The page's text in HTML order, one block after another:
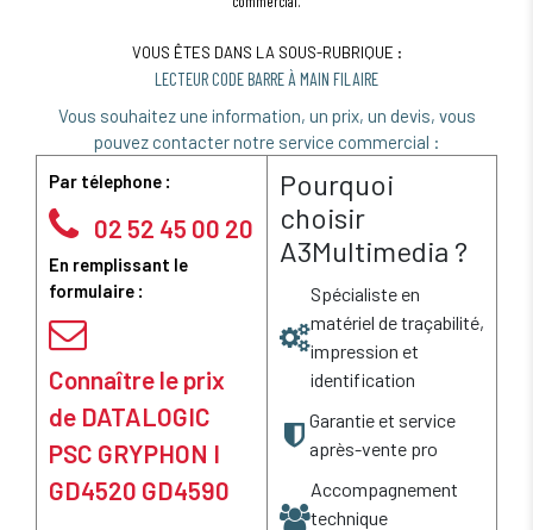
VOUS ÊTES DANS LA SOUS-RUBRIQUE :
LECTEUR CODE BARRE À MAIN FILAIRE
Vous souhaitez une information, un prix, un devis, vous
pouvez contacter notre service commercial :
Par télephone :
02 52 45 00 20
En remplissant le
formulaire :
Connaître le prix
de DATALOGIC
PSC GRYPHON I
GD4520 GD4590
Pourquoi
choisir
A3Multimedia ?
Spécialiste en
matériel de traçabilité,
impression et
identification
Garantie et service
après-vente pro
Accompagnement
technique